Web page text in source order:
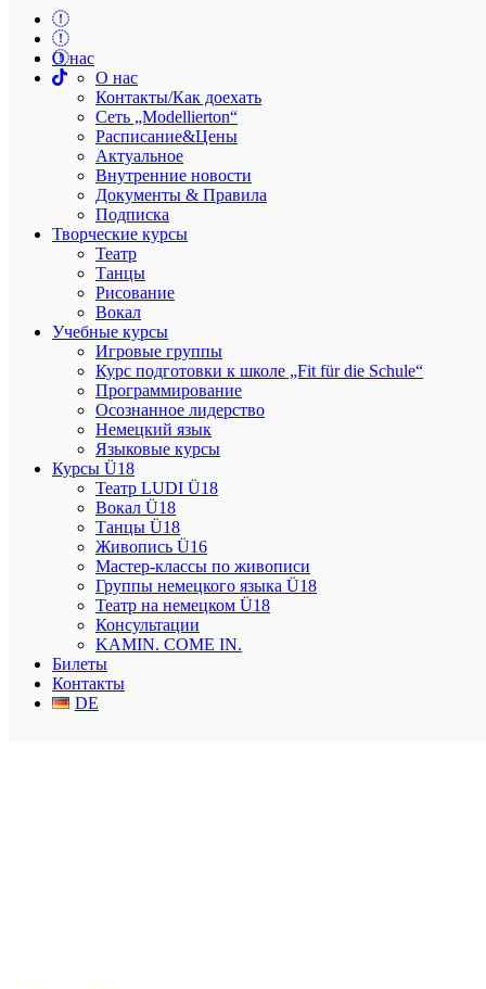
Modellierton
О нас
О нас
Контакты/Как доехать
Сеть „Modellierton“
Расписание&Цены
Актуальное
Внутренние новости
Документы & Правила
Подписка
Творческие курсы
Театр
Танцы
Рисование
Вокал
Учебные курсы
Игровые группы
Курс подготовки к школе „Fit für die Schule“
Программирование
Осознанное лидерство
Немецкий язык
Языковые курсы
Курсы Ü18
Театр LUDI Ü18
Вокал Ü18
Танцы Ü18
Живопись Ü16
Мастер-классы по живописи
Группы немецкого языка Ü18
Театр на немецком Ü18
Консультации
KAMIN. COME IN.
Билеты
Контакты
DE
Мы сердечно приглашаем вас на наше
мероприятие. Спектакль «Heimat» 14
июля 2023 года в 19:30.
Дата:02.07.2023
Выступают 18+ и юные возрастные группы нашего театра,
вокальные и танцевальные коллективы.
Спектакль на русском и немецком языках.
Речь идет о доме. Мигранты и беженцы разного возраста из
Украины и России рассказывают о домах, комнатах,
квартирах и других помещениях, в которых они когда-то
жили. Будь то в стране происхождения или в Германии,
обстоятельства разные: кто-то иммигрировал 20 лет назад,
кто-то только после войны. Ощущение себя на сцене как дома
складывается из различных вех и значимых объектов.
Tickets reservieren:http://modellarea.com/tickets
Wie war es!